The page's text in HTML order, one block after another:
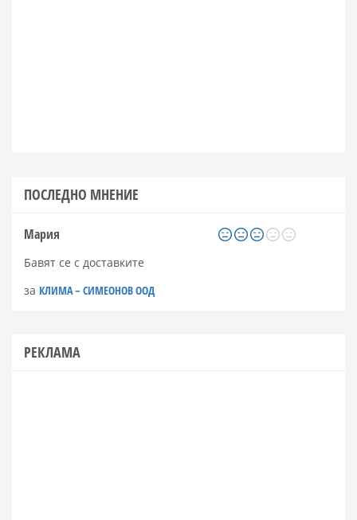
ПОСЛЕДНО МНЕНИЕ
Мария
Бавят се с доставките
за КЛИМА – СИМЕОНОВ ООД
РЕКЛАМА